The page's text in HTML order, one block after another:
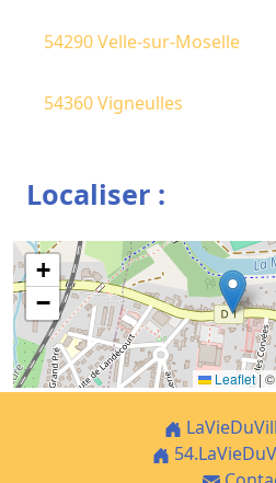
54290 Velle-sur-Moselle
54360 Vigneulles
Localiser :
+
−
Leaflet| ©